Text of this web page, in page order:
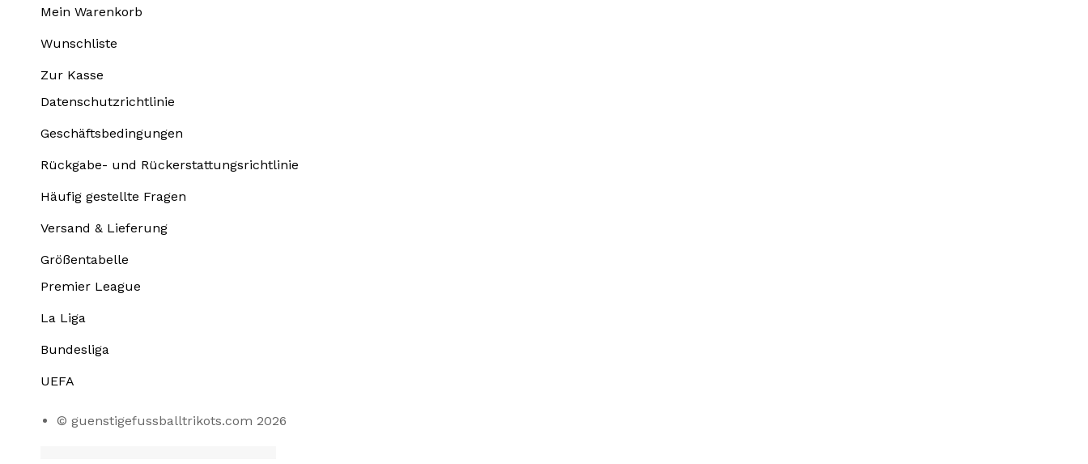
Mein Warenkorb
Wunschliste
Zur Kasse
Datenschutzrichtlinie
Geschäftsbedingungen
Rückgabe- und Rückerstattungsrichtlinie
Häufig gestellte Fragen
Versand & Lieferung
Größentabelle
Premier League
La Liga
Bundesliga
UEFA
© guenstigefussballtrikots.com 2026